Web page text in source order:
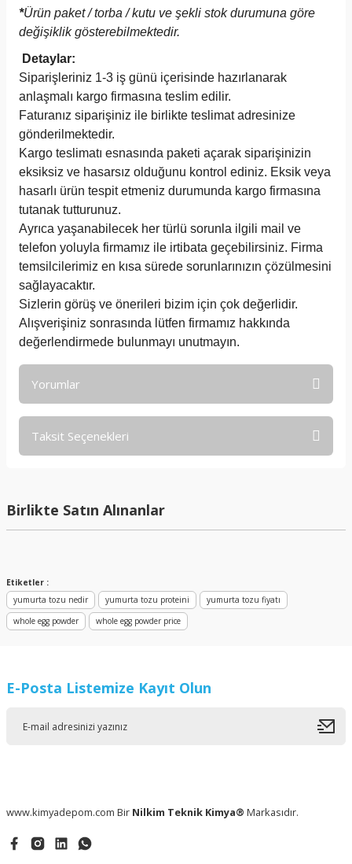
*Ürün paket / torba / kutu ve şekli stok durumuna göre
değişiklik gösterebilmektedir.
Detaylar:
Siparişleriniz 1-3 iş günü içerisinde hazırlanarak
anlaşmalı kargo firmasına teslim edilir.
Faturanız siparişiniz ile birlikte teslimat adresinize
gönderilmektedir.
Kargo teslimatı esnasında paketi açarak siparişinizin
eksiksiz ve hasarsız olduğunu kontrol ediniz. Eksik veya
hasarlı ürün tespit etmeniz durumunda kargo firmasına
tutanak tutturunuz.
Ayrıca yaşanabilecek her türlü sorunla ilgili mail ve
telefon yoluyla firmamız ile irtibata geçebilirsiniz. Firma
temsilcilerimiz en kısa sürede sorunlarınızın çözülmesini
sağlayacaktır.
Sizlerin görüş ve önerileri bizim için çok değerlidir.
Alışverişiniz sonrasında lütfen firmamız hakkında
değerlendirmede bulunmayı unutmayın.
Yorumlar
Taksit Seçenekleri
Birlikte Satın Alınanlar
Etiketler :
yumurta tozu nedir
yumurta tozu proteini
yumurta tozu fiyatı
whole egg powder
whole egg powder price
E-Posta Listemize Kayıt Olun
www.kimyadepom.com Bir Nilkim Teknik Kimya® Markasıdır.